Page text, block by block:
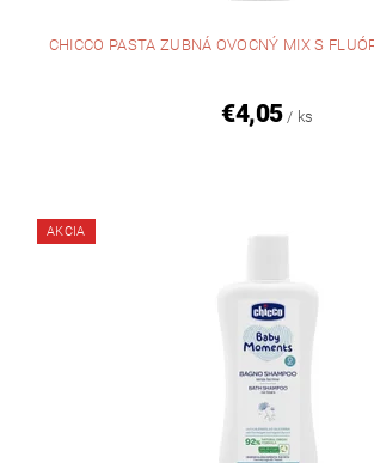
CHICCO PASTA ZUBNÁ OVOCNÝ MIX S
€4,05 / ks
AKCIA